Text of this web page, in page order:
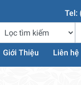
Tel:
Giới Thiệu Liên hệ